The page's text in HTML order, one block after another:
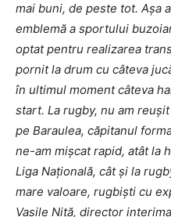
mai buni, de peste tot. Aşa
emblemă a sportului
optat pentru realizarea
pornit la drum cu câteva
în ultimul moment câteva
start. La rugby, nu am
pe Baraulea, căpitanul
ne-am mişcat rapid, atât la
Liga Naţională, cât şi la
mare valoare, rugbişti cu
Vasile Niţă, director